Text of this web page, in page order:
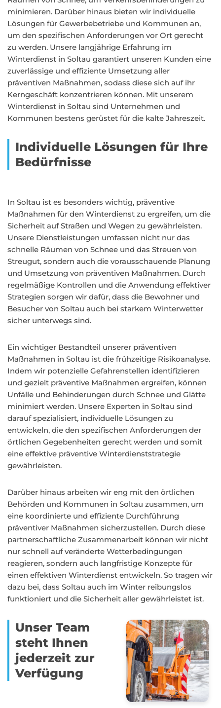
minimieren. Darüber hinaus bieten wir individuelle
Lösungen für Gewerbebetriebe und Kommunen an,
um den spezifischen Anforderungen vor Ort gerecht
zu werden. Unsere langjährige Erfahrung im
Winterdienst in Soltau garantiert unseren Kunden eine
zuverlässige und effiziente Umsetzung aller
präventiven Maßnahmen, sodass diese sich auf ihr
Kerngeschäft konzentrieren können. Mit unserem
Winterdienst in Soltau sind Unternehmen und
Kommunen bestens gerüstet für die kalte Jahreszeit.
Individuelle Lösungen für Ihre
Bedürfnisse
In Soltau ist es besonders wichtig, präventive
Maßnahmen für den Winterdienst zu ergreifen, um die
Sicherheit auf Straßen und Wegen zu gewährleisten.
Unsere Dienstleistungen umfassen nicht nur das
schnelle Räumen von Schnee und das Streuen von
Streugut, sondern auch die vorausschauende Planung
und Umsetzung von präventiven Maßnahmen. Durch
regelmäßige Kontrollen und die Anwendung effektiver
Strategien sorgen wir dafür, dass die Bewohner und
Besucher von Soltau auch bei starkem Winterwetter
sicher unterwegs sind.
Ein wichtiger Bestandteil unserer präventiven
Maßnahmen in Soltau ist die frühzeitige Risikoanalyse.
Indem wir potenzielle Gefahrenstellen identifizieren
und gezielt präventive Maßnahmen ergreifen, können
Unfälle und Behinderungen durch Schnee und Glätte
minimiert werden. Unsere Experten in Soltau sind
darauf spezialisiert, individuelle Lösungen zu
entwickeln, die den spezifischen Anforderungen der
örtlichen Gegebenheiten gerecht werden und somit
eine effektive präventive Winterdienststrategie
gewährleisten.
Darüber hinaus arbeiten wir eng mit den örtlichen
Behörden und Kommunen in Soltau zusammen, um
eine koordinierte und effiziente Durchführung
präventiver Maßnahmen sicherzustellen. Durch diese
partnerschaftliche Zusammenarbeit können wir nicht
nur schnell auf veränderte Wetterbedingungen
reagieren, sondern auch langfristige Konzepte für
einen effektiven Winterdienst entwickeln. So tragen wir
dazu bei, dass Soltau auch im Winter reibungslos
funktioniert und die Sicherheit aller gewährleistet ist.
Unser Team
steht Ihnen
jederzeit zur
Verfügung